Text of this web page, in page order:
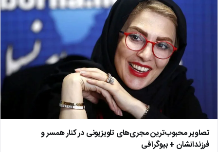
تصاویر محبوب‌ترین مجری‌های تلویزیونی در کنار همسر و
فرزندانشان + بیوگرافی